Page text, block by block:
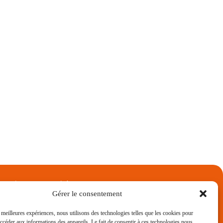
Gérer le consentement
expériences, nous utilisons des technologies telles que les cookies pour
les autres entités
Aluminium